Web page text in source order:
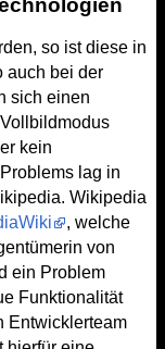
so ist diese in
auch bei der
sich einen
kein
lag in
Wikipedia
, welche
von
ein Problem
Funktionalität
Entwicklerteam